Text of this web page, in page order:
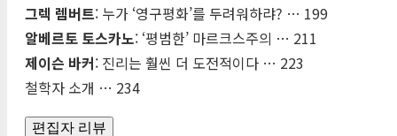
그렉 렘버트: 누가 ‘영구평화’를 두려워하랴? … 199
알베르토 토스카노: ‘평범한’ 마르크스주의 … 211
제이슨 바커: 진리는 훨씬 더 도전적이다 … 223
철학자 소개 … 234
편집자 리뷰